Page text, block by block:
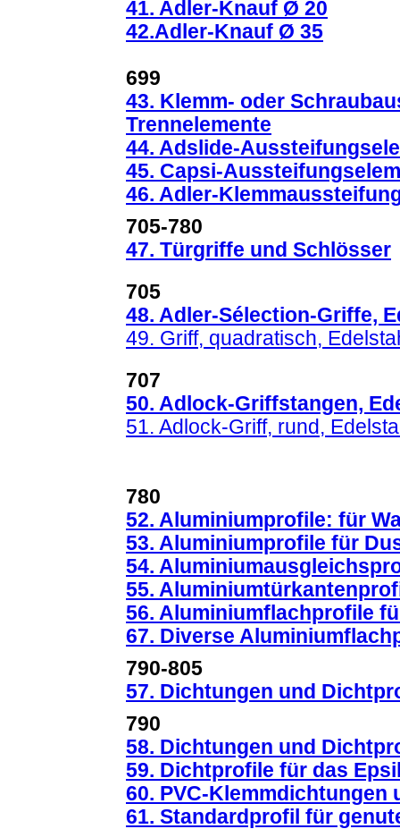
41. Adler-Knauf Ø 20
42.Adler-Knauf Ø 35
699
43. Klemm- oder
Trennelemente
44. Adslide-
45. Capsi-
46. Adler-
705-780
47. Türgriffe und Schlösser
705
48. Adler-Sélection-Griffe,
49. Griff, quadratisch,
707
50. Adlock-Griffstangen,
51. Adlock-Griff, rund,
780
52. Aluminiumprofile: für
53. Aluminiumprofile für
54.
55.
56. Aluminiumflachprofile
67. Diverse
790-805
57. Dichtungen und
790
58. Dichtungen und
59. Dichtprofile für das
60. PVC-Klemmdichtungen
61. Standardprofil für